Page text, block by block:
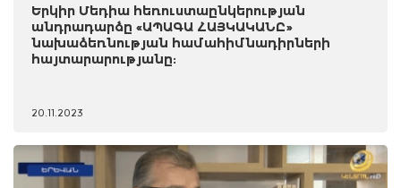
Երկիր Մեդիա հեռուստաընկերության
անդրադարձը «ԱՊԱԳԱ ՀԱՅԿԱԿԱՆԸ»
նախաձեռնության համահիմնադիրների
հայտարարությանը:
20.11.2023